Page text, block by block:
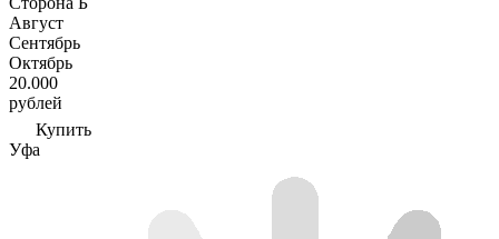
Август
Сентябрь
Октябрь
20.000
рублей
Купить
Уфа